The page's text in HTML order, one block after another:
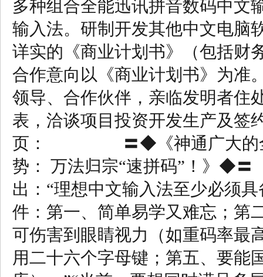
多种组合全能迅讯拼音数码中文
输入法。研制开发其他中文电
详实的《商业计划书》（包括财
合作意向以《商业计划书》为准
领导、合作伙伴，亲临发明者住
表，洽谈项目投资开发生产及
页： 〓◆《神通广大的全
势： 万法归宗“速拼码”！》◆
出：“理想中文输入法至少必须
件：第一、简单易学又难忘；第
可伤害到眼睛视力（如重码率最
用二十六个字母键；第五、要能